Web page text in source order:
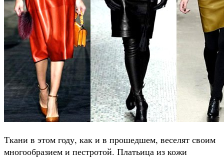
Ткани в этом году, как и в прошедшем, веселят своим
многообразием и пестротой. Платьица из кожи